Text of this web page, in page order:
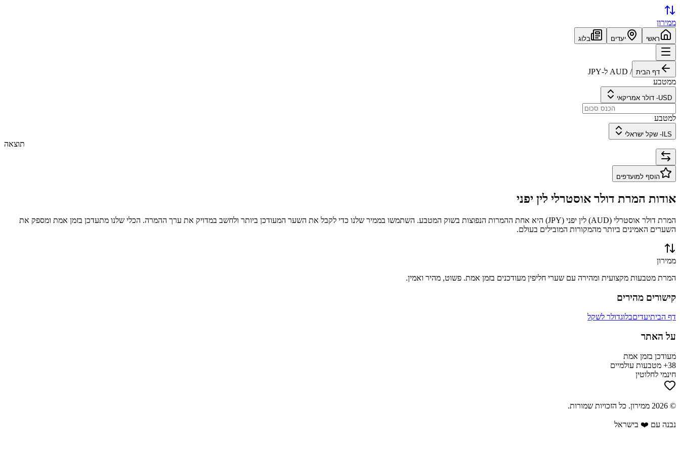
ממירון
ראשי יעדים בלוג
דף הבית /
AUD ל-JPY
ממטבע
USD
- דולר אמריקאי
למטבע
ILS
- שקל ישראלי
תוצאה
הוסף למועדפים
אודות המרת דולר אוסטרלי לין יפני
המרת דולר אוסטרלי (
AUD) לין יפני (
JPY) היא אחת ההמרות הנפוצות בשוק המטבע. השתמשו בממיר שלנו כדי לקבל את השער המעודכן ביותר ולחשב במדויק את ערך ההמרה. הכלי שלנו מתעדכן בזמן אמת ומספק את
השערים האמינים ביותר מהמקורות המובילים בעולם.
ממירון
המרת מטבעות מקצועית ומהירה עם שערי חליפין מעודכנים בזמן אמת. פשוט, מהיר ואמין.
קישורים מהירים
דף הביתיעדיםבלוגדולר לשקל
על האתר
מעודכן בזמן אמת
38+ מטבעות עולמיים
חינמי לחלוטין
©
2026 ממירון. כל הזכויות שמורות.
נבנה עם ❤️ בישראל